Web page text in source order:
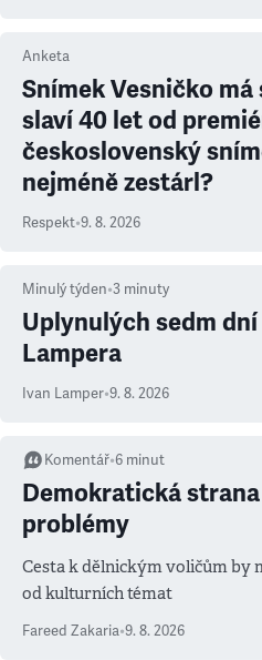
Anketa
Snímek Vesničko
slaví 40 let od
československý
nejméně zestárl?
Respekt•9. 8. 2026
Minulý týden•3 minuty
Uplynulých sedm
Lampera
Ivan Lamper•9. 8. 2026
Komentář•6 minut
Demokratická
problémy
Cesta k dělnickým voličům by
od kulturních témat
Fareed Zakaria•9. 8. 2026